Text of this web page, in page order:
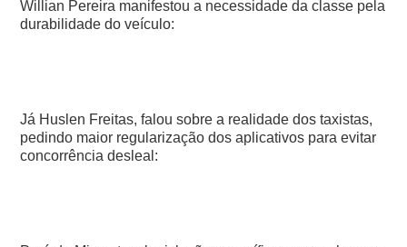
Willian Pereira manifestou a necessidade da classe pela
durabilidade do veículo:
Já Huslen Freitas, falou sobre a realidade dos taxistas,
pedindo maior regularização dos aplicativos para evitar
concorrência desleal: